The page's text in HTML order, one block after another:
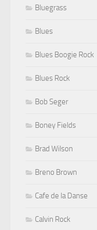
Bluegrass
Blues
Blues Boogie Rock
Blues Rock
Bob Seger
Boney Fields
Brad Wilson
Breno Brown
Cafe de la Danse
Calvin Rock